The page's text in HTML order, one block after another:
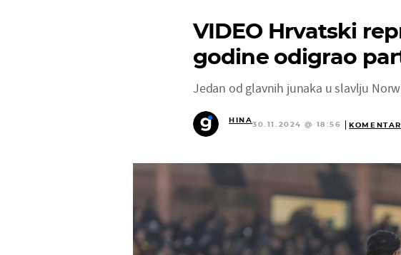
VIDEO Hrvatski
godine odigrao
Jedan od glavnih junaka u slavlju
HINA
30.11.2024 @ 18:56